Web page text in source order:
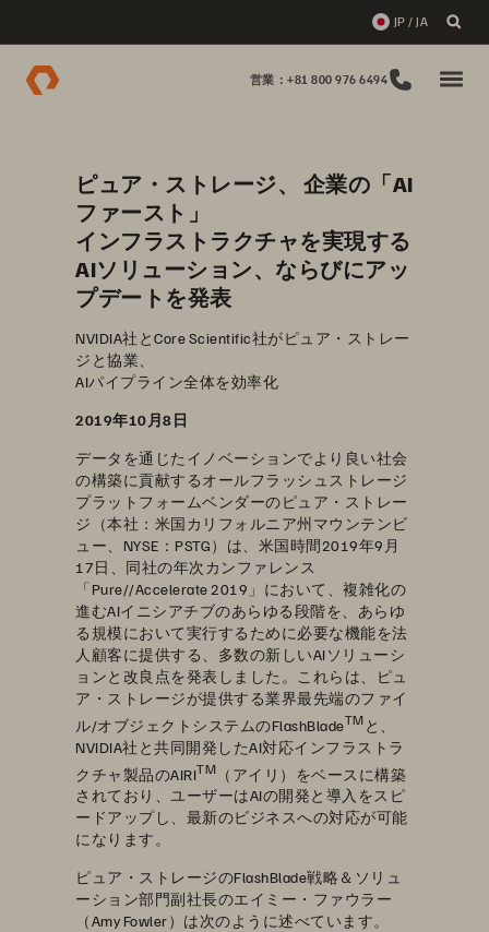
JP / JA
営業：+81 800 976 6494
ピュア・ストレージ、 企業の「AI
ファースト」
インフラストラクチャを実現する
AIソリューション、ならびにアッ
プデートを発表
NVIDIA社とCore Scientific社がピュア・ストレー
ジと協業、
AIパイプライン全体を効率化
2019年10月8日
データを通じたイノベーションでより良い社会
の構築に貢献するオールフラッシュストレージ
プラットフォームベンダーのピュア・ストレー
ジ（本社：米国カリフォルニア州マウンテンビ
ュー、NYSE：PSTG）は、米国時間2019年9月
17日、同社の年次カンファレンス
「Pure//Accelerate 2019」において、複雑化の
進むAIイニシアチブのあらゆる段階を、あらゆ
る規模において実行するために必要な機能を法
人顧客に提供する、多数の新しいAIソリューシ
ョンと改良点を発表しました。これらは、ピュ
ア・ストレージが提供する業界最先端のファイ
ル/オブジェクトシステムのFlashBladeTM と、
NVIDIA社と共同開発したAI対応インフラストラ
クチャ製品のAIRITM （アイリ）をベースに構築
されており、ユーザーはAIの開発と導入をスピ
ードアップし、最新のビジネスへの対応が可能
になります。
ピュア・ストレージのFlashBlade戦略＆ソリュ
ーション部門副社長のエイミー・ファウラー
（Amy Fowler）は次のように述べています。